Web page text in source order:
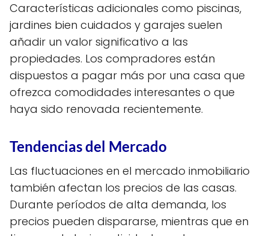
Características adicionales como piscinas,
jardines bien cuidados y garajes suelen
añadir un valor significativo a las
propiedades. Los compradores están
dispuestos a pagar más por una casa que
ofrezca comodidades interesantes o que
haya sido renovada recientemente.
Tendencias del Mercado
Las fluctuaciones en el mercado inmobiliario
también afectan los precios de las casas.
Durante períodos de alta demanda, los
precios pueden dispararse, mientras que en